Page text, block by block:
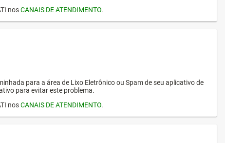
nosCANAIS DE ATENDIMENTO.
para a área de Lixo Eletrônico ou Spam de seu aplicativo de
para evitar este problema.
nosCANAIS DE ATENDIMENTO.